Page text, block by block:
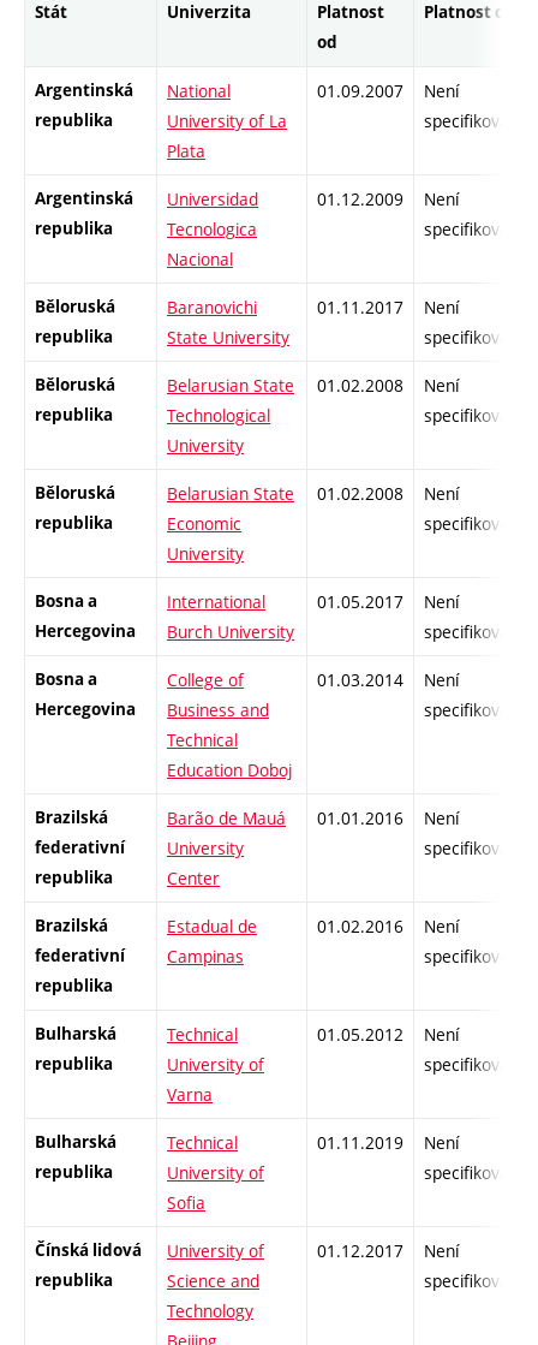
Stát Univerzita
Platnost
od
Platnost do
Argentinská
republika
National
University of La
Plata
01.09.2007
Není
specifikované
Argentinská
republika
Universidad
Tecnologica
Nacional
01.12.2009
Není
specifikované
Běloruská
republika
Baranovichi
State University
01.11.2017
Není
specifikované
Běloruská
republika
Belarusian State
Technological
University
01.02.2008
Není
specifikované
Běloruská
republika
Belarusian State
Economic
University
01.02.2008
Není
specifikované
Bosna a
Hercegovina
International
Burch University
01.05.2017
Není
specifikované
Bosna a
Hercegovina
College of
Business and
Technical
Education Doboj
01.03.2014
Není
specifikované
Brazilská
federativní
republika
Barão de Mauá
University
Center
01.01.2016
Není
specifikované
Brazilská
federativní
republika
Estadual de
Campinas
01.02.2016
Není
specifikované
Bulharská
republika
Technical
University of
Varna
01.05.2012
Není
specifikované
Bulharská
republika
Technical
University of
Sofia
01.11.2019
Není
specifikované
Čínská lidová
republika
University of
Science and
Technology
01.12.2017
Není
specifikované